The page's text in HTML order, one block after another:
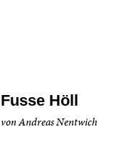
Fusse Höll
von Andreas Nentwich